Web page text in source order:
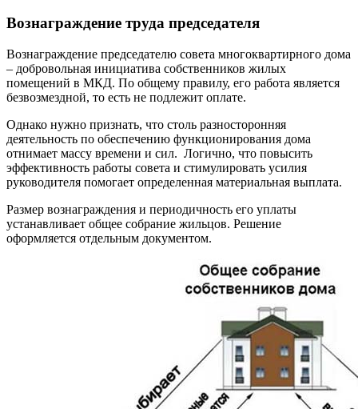
Вознаграждение труда председателя
Вознаграждение председателю совета многоквартирного дома
– добровольная инициатива собственников жилых
помещений в МКД. По общему правилу, его работа является
безвозмездной, то есть не подлежит оплате.
Однако нужно признать, что столь разносторонняя
деятельность по обеспечению функционирования дома
отнимает массу времени и сил. Логично, что повысить
эффективность работы совета и стимулировать усилия
руководителя помогает определенная материальная выплата.
Размер вознаграждения и периодичность его уплаты
устанавливает общее собрание жильцов. Решение
оформляется отдельным документом.